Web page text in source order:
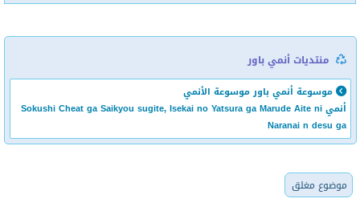
منتديات أنمي باور
موسوعة أنمي باور موسوعة الأنمي
أنمي Sokushi Cheat ga Saikyou sugite, Isekai no Yatsura ga Marude Aite ni
Naranai n desu ga
موضوع مغلق